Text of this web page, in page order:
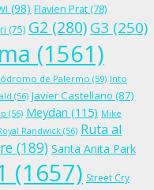
(98) Flavien Prat (78)
(75) G2 (280)G3 (250)
(1561)
de Palermo (59) Into
(56) Javier Castellano (87)
(56) Meydan (115) Mike
Randwick (56) Ruta al
(189) Santa Anita Park
(1657) Street Cry